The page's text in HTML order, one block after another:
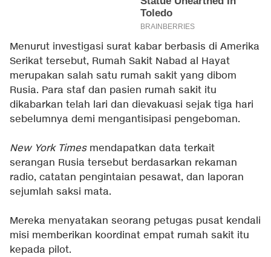
Menurut investigasi surat kabar berbasis di Amerika
Serikat tersebut, Rumah Sakit Nabad al Hayat
merupakan salah satu rumah sakit yang dibom
Rusia. Para staf dan pasien rumah sakit itu
dikabarkan telah lari dan dievakuasi sejak tiga hari
sebelumnya demi mengantisipasi pengeboman.
New York Timesmendapatkan data terkait
serangan Rusia tersebut berdasarkan rekaman
radio, catatan pengintaian pesawat, dan laporan
sejumlah saksi mata.
Mereka menyatakan seorang petugas pusat kendali
misi memberikan koordinat empat rumah sakit itu
kepada pilot.